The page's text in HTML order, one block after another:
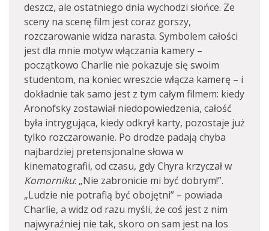
deszcz, ale ostatniego dnia wychodzi słońce. Ze
sceny na scenę film jest coraz gorszy,
rozczarowanie widza narasta. Symbolem całości
jest dla mnie motyw włączania kamery –
początkowo Charlie nie pokazuje się swoim
studentom, na koniec wreszcie włącza kamerę – i
dokładnie tak samo jest z tym całym filmem: kiedy
Aronofsky zostawiał niedopowiedzenia, całość
była intrygująca, kiedy odkrył karty, pozostaje już
tylko rozczarowanie. Po drodze padają chyba
najbardziej pretensjonalne słowa w
kinematografii, od czasu, gdy Chyra krzyczał w
Komorniku: „Nie zabronicie mi być dobrym!”.
„Ludzie nie potrafią być obojętni” – powiada
Charlie, a widz od razu myśli, że coś jest z nim
najwyraźniej nie tak, skoro on sam jest na los